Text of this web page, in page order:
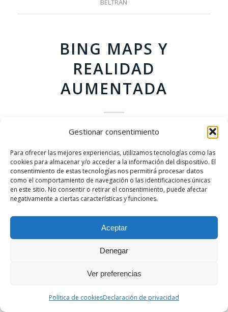
Gestionar consentimiento
Para ofrecer las mejores experiencias, utilizamos tecnologías como las
cookies para almacenar y/o acceder a la información del dispositivo. El
consentimiento de estas tecnologías nos permitirá procesar datos
como el comportamiento de navegación o las identificaciones únicas
en este sitio. No consentir o retirar el consentimiento, puede afectar
negativamente a ciertas características y funciones.
Aceptar
Denegar
Ver preferencias
Política de cookiesDeclaración de privacidad
BELTRÁN
BING MAPS Y
REALIDAD
AUMENTADA
Este video no es nuevo pero sigue sorprendiendo
las posibilidades que ofrece en este avance por
unir la realidad con Internet. En este caso
podemos superponer un escenario real dinámico
y en movimiento sobre una virtualización estática
en Internet gracias a la Realidad Aumentada. vale
la pena verlo para saber de qué hablamos y para
ver el futuro más próximo…
BELTRÁN